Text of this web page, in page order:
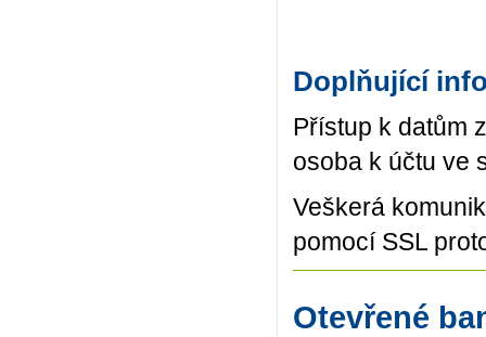
Doplňující
Přístup k datům
osoba k účtu ve
Veškerá
pomocí SSL
Otevřené